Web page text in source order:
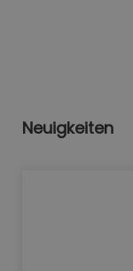
Neuigkeiten